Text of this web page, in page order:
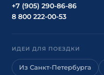
+7 (905) 290-86-86
8 800 222-00-53
ИДЕИ ДЛЯ ПОЕЗДКИ
Из Санкт-Петербурга